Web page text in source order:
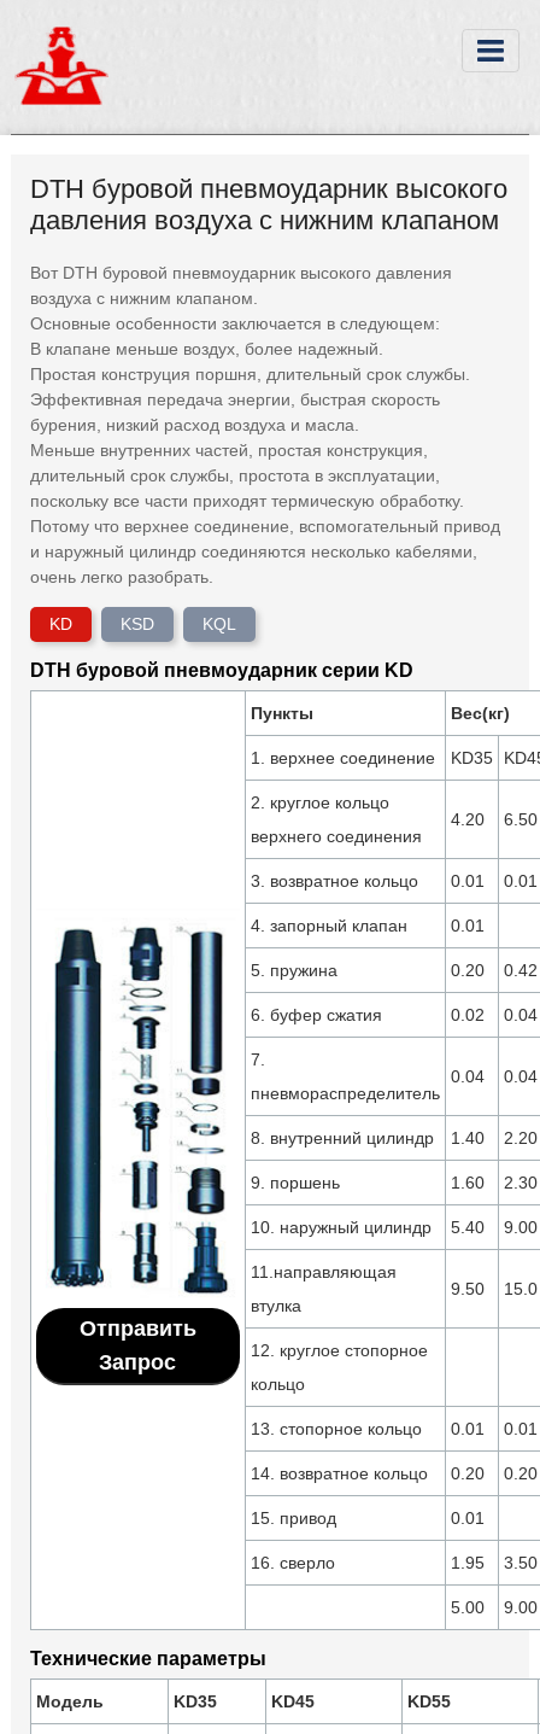
DTH буровой пневмоударник высокого
давления воздуха с нижним клапаном
Вот DTH буровой пневмоударник высокого давления
воздуха с нижним клапаном.
Основные особенности заключается в следующем:
В клапане меньше воздух, более надежный.
Простая конструция поршня, длительный срок службы.
Эффективная передача энергии, быстрая скорость
бурения, низкий расход воздуха и масла.
Меньше внутренних частей, простая конструкция,
длительный срок службы, простота в эксплуатации,
поскольку все части приходят термическую обработку.
Потому что верхнее соединение, вспомогательный привод
и наружный цилиндр соединяются несколько кабелями,
очень легко разобрать.
KD KSD KQL
DTH буровой пневмоударник серии KD
Отправить
Запрос
Пункты Вес(кг)
1. верхнее соединение KD35
2. круглое кольцо
верхнего соединения
4.20 6.50
3. возвратное кольцо 0.01 0.01
4. запорный клапан 0.01
5. пружина 0.20 0.42
6. буфер сжатия 0.02 0.04
7.
пневмораспределитель
0.04 0.04
8. внутренний цилиндр 1.40 2.20
9. поршень 1.60 2.30
10. наружный цилиндр 5.40 9.00
11.направляющая
втулка
9.50 15.0
12. круглое стопорное
кольцо
13. стопорное кольцо 0.01 0.01
14. возвратное кольцо 0.20 0.20
15. привод 0.01
16. сверло 1.95 3.50
5.00 9.00
Технические параметры
Модель KD35 KD45 KD55